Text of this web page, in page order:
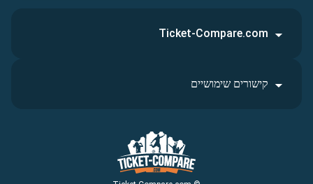
Ticket-Compare.com
קישורים שימושיים